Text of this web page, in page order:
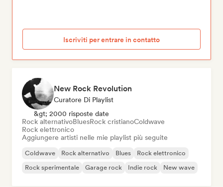
Iscriviti per entrare in contatto
New Rock Revolution
Curatore Di Playlist
&gt; 2000 risposte date
Rock alternativoBluesRock cristianoColdwave
Rock elettronico
Aggiungere artisti nelle mie playlist più seguite
Coldwave Rock alternativo Blues
Rock elettronico
Rock sperimentale
Garage rock Indie rock New wave